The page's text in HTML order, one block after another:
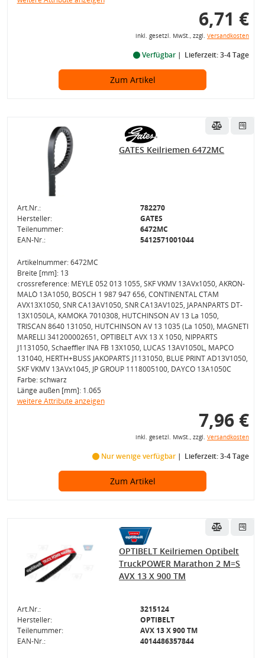
6,71 €
inkl. gesetzl. MwSt., zzgl. Versandkosten
Verfügbar Lieferzeit: 3-4 Tage
Zum Artikel
GATES Keilriemen 6472MC
Art.Nr.:
782270
Hersteller:
GATES
Teilenummer:
6472MC
EAN-Nr.:
5412571001044
Artikelnummer: 6472MC
Breite [mm]: 13
crossreference: MEYLE 052 013 1055, SKF VKMV 13AVx1050, AKRON-
MALÒ 13A1050, BOSCH 1 987 947 656, CONTINENTAL CTAM
AVX13X1050, SNR CA13AV1050, SNR CA13AV1025, JAPANPARTS DT-
13X1050LA, KAMOKA 7010308, HUTCHINSON AV 13 La 1050,
TRISCAN 8640 131050, HUTCHINSON AV 13 1035 (La 1050), MAGNETI
MARELLI 341200002651, OPTIBELT AVX 13 X 1050, NIPPARTS
J1131050, Schaeffler INA FB 13X1050, LUCAS 13AV1050L, MAPCO
131040, HERTH+BUSS JAKOPARTS J1131050, BLUE PRINT AD13V1050,
SKF VKMV 13AVx1045, JP GROUP 1118005100, DAYCO 13A1050C
Farbe: schwarz
Länge außen [mm]: 1.065
weitere Attribute anzeigen
7,96 €
inkl. gesetzl. MwSt., zzgl. Versandkosten
Nur wenige verfügbar Lieferzeit: 3-4 Tage
Zum Artikel
OPTIBELT Keilriemen Optibelt
TruckPOWER Marathon 2 M=S
AVX 13 X 900 TM
Art.Nr.:
3215124
Hersteller:
OPTIBELT
Teilenummer:
AVX 13 X 900 TM
EAN-Nr.:
4014486357844